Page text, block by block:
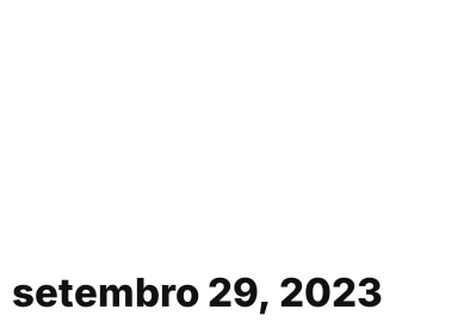
setembro 29, 2023